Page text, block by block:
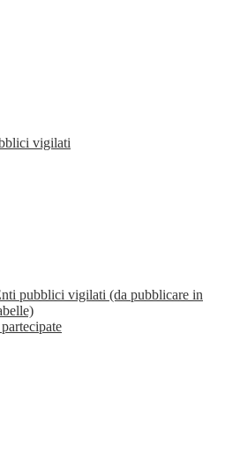
vigilati
pubblici vigilati (da pubblicare in